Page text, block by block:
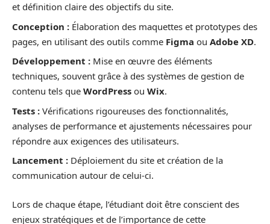
et définition claire des objectifs du site.
Conception : Élaboration des maquettes et prototypes des
pages, en utilisant des outils comme Figma ou Adobe XD.
Développement : Mise en œuvre des éléments
techniques, souvent grâce à des systèmes de gestion de
contenu tels que WordPress ou Wix.
Tests : Vérifications rigoureuses des fonctionnalités,
analyses de performance et ajustements nécessaires pour
répondre aux exigences des utilisateurs.
Lancement : Déploiement du site et création de la
communication autour de celui-ci.
Lors de chaque étape, l’étudiant doit être conscient des
enjeux stratégiques et de l’importance de cette